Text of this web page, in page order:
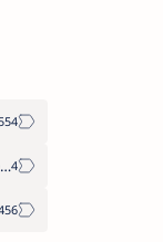
dongeng cerita legenda